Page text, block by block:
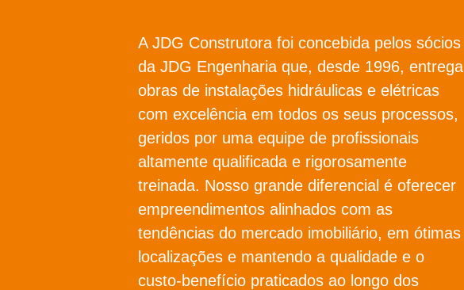
A JDG Construtora foi concebida pelos sócios
da JDG Engenharia que, desde 1996, entrega
obras de instalações hidráulicas e elétricas
com excelência em todos os seus processos,
geridos por uma equipe de profissionais
altamente qualificada e rigorosamente
treinada. Nosso grande diferencial é oferecer
empreendimentos alinhados com as
tendências do mercado imobiliário, em ótimas
localizações e mantendo a qualidade e o
custo-benefício praticados ao longo dos